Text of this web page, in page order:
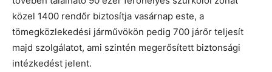
közel 1400 rendőr biztosítja vasárnap este, a
tömegközlekedési járművökön pedig 700 járőr teljesít
majd szolgálatot, ami szintén megerősített biztonsági
intézkedést jelent.